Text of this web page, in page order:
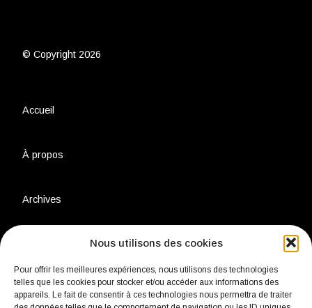
Nous utilisons des cookies
Pour offrir les meilleures expériences, nous utilisons des technologies
telles que les cookies pour stocker et/ou accéder aux informations des
appareils. Le fait de consentir à ces technologies nous permettra de traiter
© Copyright 2026
Accueil
À propos
Archives
Charte environnementale
Politique de confidentialité